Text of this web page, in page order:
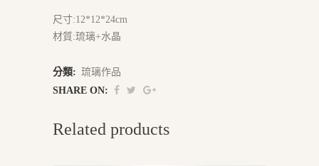
尺寸:12*12*24cm
材質:琉璃+水晶
分類: 琉璃作品
SHARE ON:
Related products